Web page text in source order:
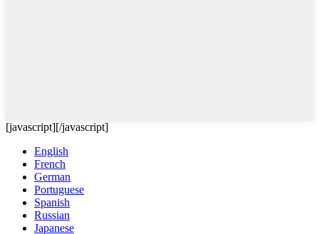
[javascript][/javascript]
English
French
German
Portuguese
Spanish
Russian
Japanese